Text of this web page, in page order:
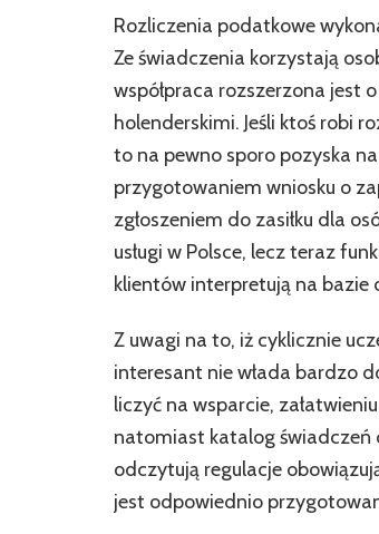
Rozliczenia podatkowe
Ze świadczenia korzystają
współpraca rozszerzona jest
holenderskimi. Jeśli ktoś robi
to na pewno sporo pozyska
przygotowaniem wniosku o
zgłoszeniem do zasiłku dla
usługi w Polsce, lecz teraz
klientów interpretują na bazie
Z uwagi na to, iż cyklicznie
interesant nie włada bardzo
liczyć na wsparcie,
natomiast katalog świadczeń
odczytują regulacje
jest odpowiednio